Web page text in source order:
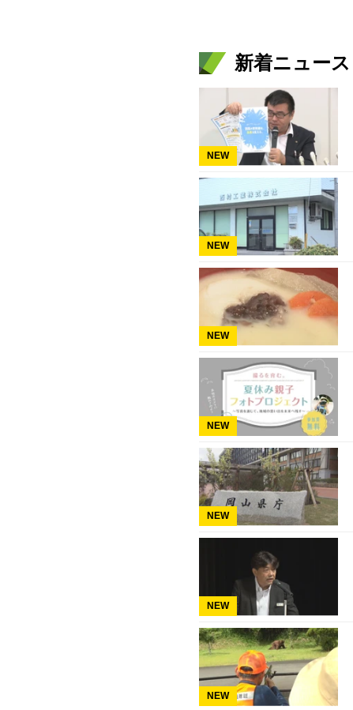
新着ニュース
NEW
NEW
NEW
NEW
NEW
NEW
NEW